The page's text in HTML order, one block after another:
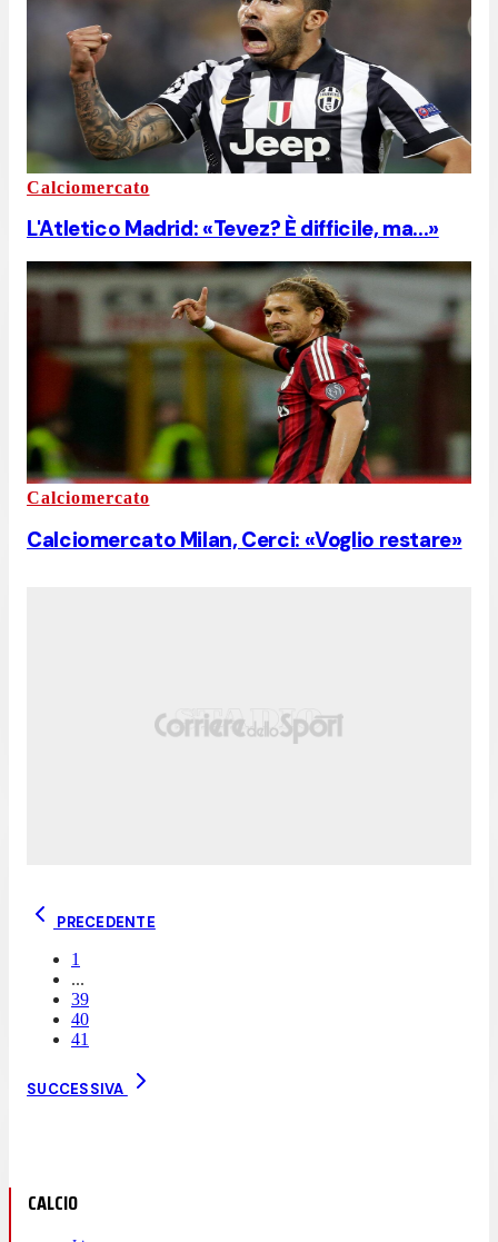
Calciomercato
L'Atletico Madrid: «Tevez? È difficile, ma...»
Calciomercato
Calciomercato Milan, Cerci: «Voglio restare»
PRECEDENTE
1
...
39
40
41
SUCCESSIVA
CALCIO